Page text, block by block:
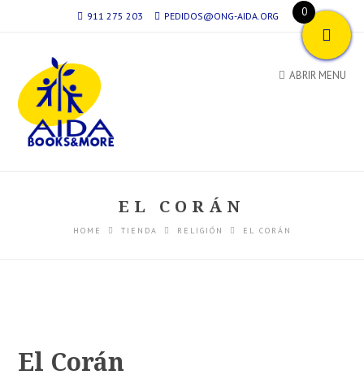
911 275 203 PEDIDOS@ONG-AIDA.ORG
ABRIR MENU
EL CORÁN
HOME TIENDA RELIGIÓN EL CORÁN
El Corán
0